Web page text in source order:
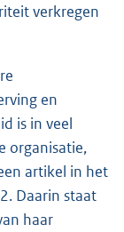
verkregen
en
is in veel
organisatie,
artikel in het
Daarin staat
haar